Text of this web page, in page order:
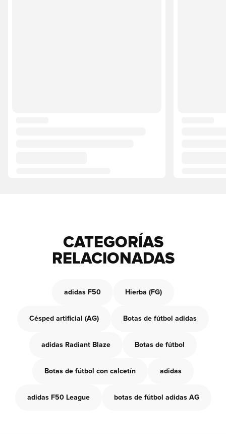
CATEGORÍAS
RELACIONADAS
adidas F50 Hierba (FG)
Césped artificial (AG) Botas de fútbol adidas
adidas Radiant Blaze Botas de fútbol
Botas de fútbol con calcetín adidas
adidas F50 League botas de fútbol adidas AG